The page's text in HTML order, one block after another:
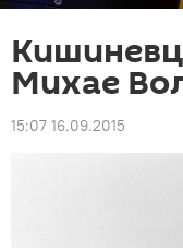
Михае
15:07 16.09.2015